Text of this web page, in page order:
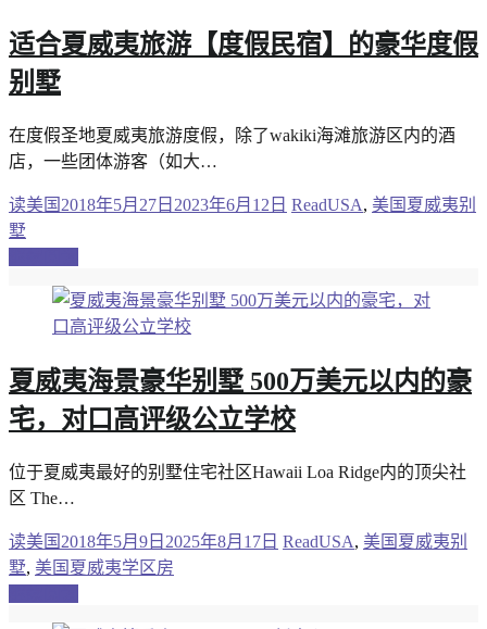
适合夏威夷旅游【度假民宿】的豪华度假
别墅
在度假圣地夏威夷旅游度假，除了wakiki海滩旅游区内的酒
店，一些团体游客（如大…
读美国 2018年5月27日 2023年6月12日 ReadUSA, 美国夏威夷别
墅
夏威夷海景豪华别墅 500万美元以内的豪
宅，对口高评级公立学校
位于夏威夷最好的别墅住宅社区Hawaii Loa Ridge内的顶尖社
区 The…
读美国 2018年5月9日 2025年8月17日 ReadUSA, 美国夏威夷别
墅, 美国夏威夷学区房